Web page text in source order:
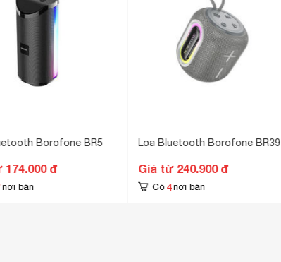
Borofone BR5
174.000 đ
nơi bán
Loa Bluetooth Borofone BR39
Giá từ 240.900 đ
Có 4 nơi bán